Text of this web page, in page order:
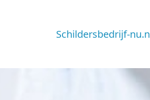
Schildersbedrijf-